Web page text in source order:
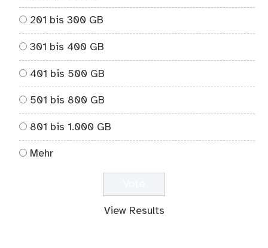
201 bis 300 GB
301 bis 400 GB
401 bis 500 GB
501 bis 800 GB
801 bis 1.000 GB
Mehr
View Results